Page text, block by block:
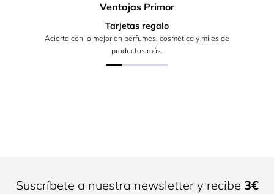
Ventajas Primor
Tarjetas regalo
Acierta con lo mejor en perfumes, cosmética y miles de
productos más.
Suscríbete a nuestra newsletter y recibe 3€